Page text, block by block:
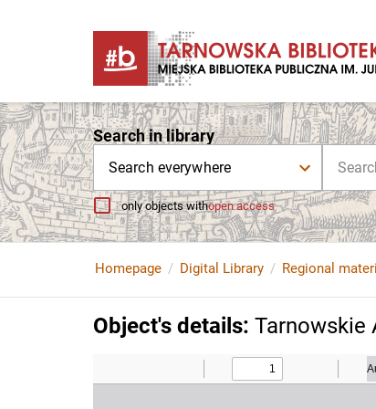
Search in library
Search everywhere
only objects withopen access
Homepage Digital Library Regional
Object's details: Tarnowskie